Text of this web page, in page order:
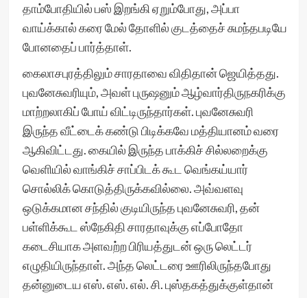
தாம்போதியில் பஸ் இறங்கி ஏறும்போது, அப்பா
வாய்க்கால் கரை மேல் தோளில் குடத்தைச் சுமந்தபடியே
போனதைப் பார்த்தாள்.
கைலாசபுரத்திலும் சாரதாவை விதிதான் ஜெயித்தது.
புவனேசுவரியும், அவள் புருஷனும் ஆழ்வார்திருநகரிக்கு
மாற்றலாகிப் போய் விட்டிருந்தார்கள். புவனேசுவரி
இருந்த வீட்டைக் கண்டு பிடிக்கவே மத்தியானம் வரை
ஆகிவிட்டது. கையில் இருந்த பாக்கிச் சில்லறைக்கு
வெளியில் வாங்கிச் சாப்பிடக் கூட வெங்கய்யார்
சொல்லிக் கொடுத்திருக்கவில்லை. அவ்வளவு
ஒடுக்கமான சந்தில் குடியிருந்த புவனேசுவரி, தன்
பள்ளிக்கூட ஸ்நேகிதி சாரதாவுக்கு எப்போதோ
கடைசியாக அளவற்ற பிரியத்துடன் ஒரு லெட்டர்
எழுதியிருந்தாள். அந்த லெட்டரை ஊரிலிருந்தபோது
தன்னுடைய எஸ். எஸ். எல். சி. புஸ்தகத்துக்குள்தான்